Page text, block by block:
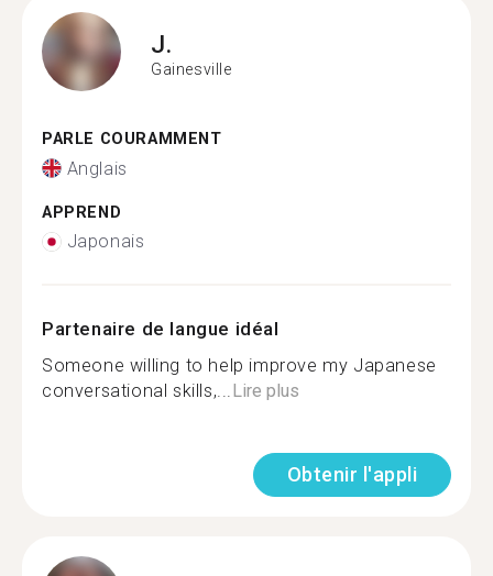
J.
Gainesville
PARLE COURAMMENT
Anglais
APPREND
Japonais
Partenaire de langue idéal
Someone willing to help improve my Japanese
conversational skills,...Lire plus
Obtenir l'appli